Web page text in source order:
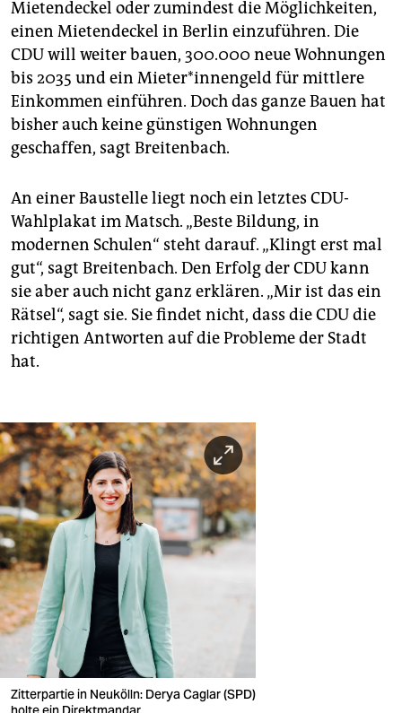
Mietendeckel oder zumindest die Möglichkeiten,
einen Mietendeckel in Berlin einzuführen. Die
CDU will weiter bauen, 300.000 neue Wohnungen
bis 2035 und ein Mie­te­r*in­nen­geld für mittlere
Einkommen einführen. Doch das ganze Bauen hat
bisher auch keine günstigen Wohnungen
geschaffen, sagt Breitenbach.
An einer Baustelle liegt noch ein letztes CDU-
Wahlplakat im Matsch. „Beste Bildung, in
modernen Schulen“ steht darauf. „Klingt erst mal
gut“, sagt Breitenbach. Den Erfolg der CDU kann
sie aber auch nicht ganz erklären. „Mir ist das ein
Rätsel“, sagt sie. Sie findet nicht, dass die CDU die
richtigen Antworten auf die Probleme der Stadt
hat.
Zitterpartie in Neukölln: Derya Caglar (SPD)